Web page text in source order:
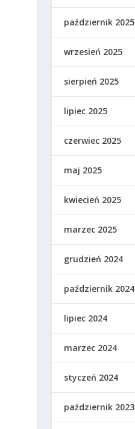
październik 2025
wrzesień 2025
sierpień 2025
lipiec 2025
czerwiec 2025
maj 2025
kwiecień 2025
marzec 2025
grudzień 2024
październik 2024
lipiec 2024
marzec 2024
styczeń 2024
październik 2023